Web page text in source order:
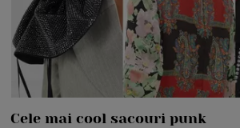
Cele mai cool sacouri punk